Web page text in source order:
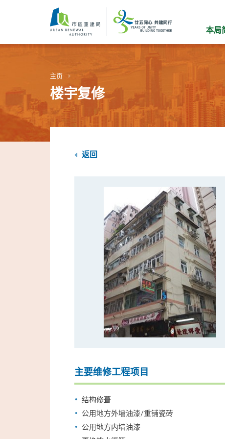
内
本局
主页
楼宇复修
返回
主要维修工程项目
结构修葺
公用地方外墙油漆/重铺瓷砖
公用地方内墙油漆